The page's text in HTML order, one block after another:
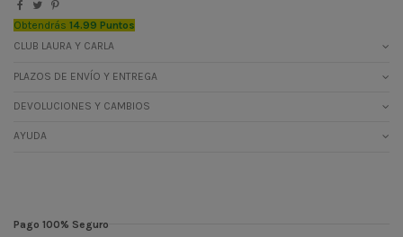
Obtendrás 14.99 Puntos
CLUB LAURA Y CARLA
PLAZOS DE ENVÍO Y ENTREGA
DEVOLUCIONES Y CAMBIOS
AYUDA
Pago 100% Seguro